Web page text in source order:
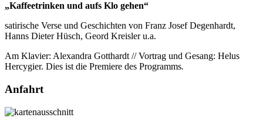
„Kaffeetrinken und aufs Klo gehen“
satirische Verse und Geschichten von Franz Josef Degenhardt,
Hanns Dieter Hüsch, Geord Kreisler u.a.
Am Klavier: Alexandra Gotthardt // Vortrag und Gesang: Helus
Hercygier. Dies ist die Premiere des Programms.
Anfahrt